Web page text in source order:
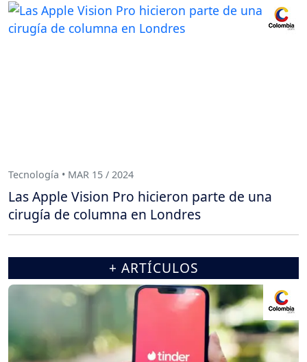
Tecnología • MAR 15 / 2024
Las Apple Vision Pro hicieron parte de una
cirugía de columna en Londres
+ ARTÍCULOS